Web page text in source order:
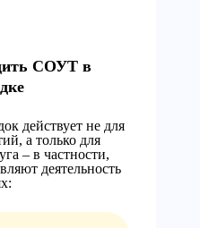
СОУТ в
действует не для
а только для
– в частности,
деятельность